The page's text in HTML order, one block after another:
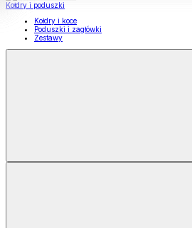
Kołdry i poduszki
Kołdry i koce
Poduszki i zagłówki
Zestawy